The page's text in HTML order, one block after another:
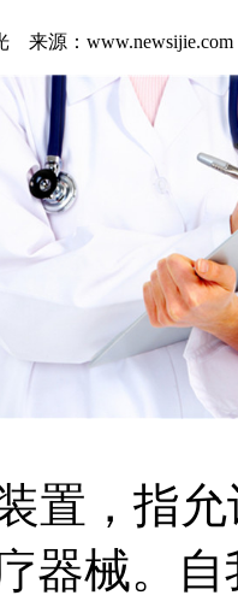
来源：
，指允
器械。